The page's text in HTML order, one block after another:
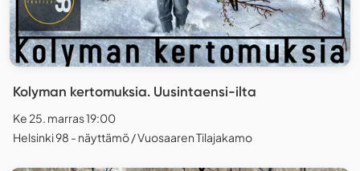
Kolyman kertomuksia. Uusintaensi-ilta
Ke 25. marras 19:00
Helsinki 98 - näyttämö / Vuosaaren Tilajakamo